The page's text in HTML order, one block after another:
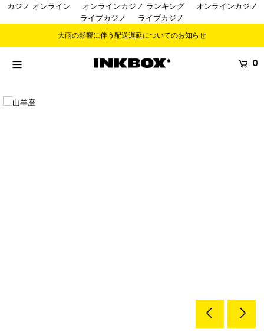
カジノ オンライン オンラインカジノ ランキング
オンラインカジノ
ライブカジノ
ライブカジノ
大雨の影響に伴う配送遅延についてのお知らせ
0
HOME
COLLECTIONS